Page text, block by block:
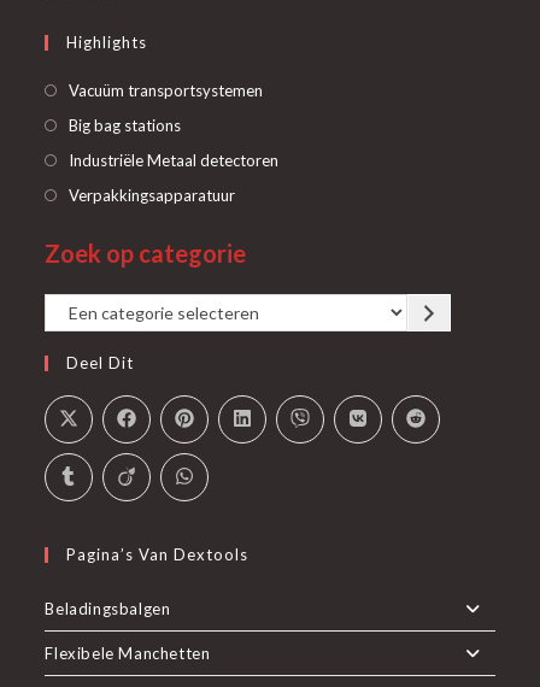
Highlights
Vacuüm transportsystemen
Big bag stationsOpent
in
Industriële Metaal detectoren
VerpakkingsapparatuurOpent
een
tab
Zoek op categorie
Een
categorie
selecteren
Deel Dit
Pagina’s Van Dextools
Beladingsbalgen
Flexibele Manchetten